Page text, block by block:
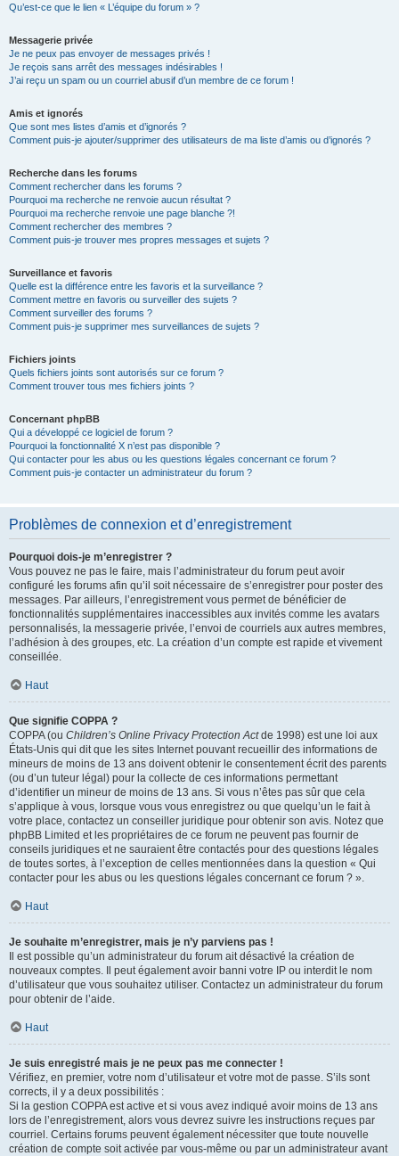
Qu’est-ce que le lien « L’équipe du forum » ?
Messagerie privée
Je ne peux pas envoyer de messages privés !
Je reçois sans arrêt des messages indésirables !
J’ai reçu un spam ou un courriel abusif d’un membre de ce forum !
Amis et ignorés
Que sont mes listes d’amis et d’ignorés ?
Comment puis-je ajouter/supprimer des utilisateurs de ma liste d’amis ou d’ignorés ?
Recherche dans les forums
Comment rechercher dans les forums ?
Pourquoi ma recherche ne renvoie aucun résultat ?
Pourquoi ma recherche renvoie une page blanche ?!
Comment rechercher des membres ?
Comment puis-je trouver mes propres messages et sujets ?
Surveillance et favoris
Quelle est la différence entre les favoris et la surveillance ?
Comment mettre en favoris ou surveiller des sujets ?
Comment surveiller des forums ?
Comment puis-je supprimer mes surveillances de sujets ?
Fichiers joints
Quels fichiers joints sont autorisés sur ce forum ?
Comment trouver tous mes fichiers joints ?
Concernant phpBB
Qui a développé ce logiciel de forum ?
Pourquoi la fonctionnalité X n’est pas disponible ?
Qui contacter pour les abus ou les questions légales concernant ce forum ?
Comment puis-je contacter un administrateur du forum ?
Problèmes de connexion et d’enregistrement
Pourquoi dois-je m’enregistrer ?
Vous pouvez ne pas le faire, mais l’administrateur du forum peut avoir
configuré les forums afin qu’il soit nécessaire de s’enregistrer pour poster des
messages. Par ailleurs, l’enregistrement vous permet de bénéficier de
fonctionnalités supplémentaires inaccessibles aux invités comme les avatars
personnalisés, la messagerie privée, l’envoi de courriels aux autres membres,
l’adhésion à des groupes, etc. La création d’un compte est rapide et vivement
conseillée.
Haut
Que signifie COPPA ?
COPPA (ou Children’s Online Privacy Protection Actde 1998) est une loi aux
États-Unis qui dit que les sites Internet pouvant recueillir des informations de
mineurs de moins de 13 ans doivent obtenir le consentement écrit des parents
(ou d’un tuteur légal) pour la collecte de ces informations permettant
d’identifier un mineur de moins de 13 ans. Si vous n’êtes pas sûr que cela
s’applique à vous, lorsque vous vous enregistrez ou que quelqu’un le fait à
votre place, contactez un conseiller juridique pour obtenir son avis. Notez que
phpBB Limited et les propriétaires de ce forum ne peuvent pas fournir de
conseils juridiques et ne sauraient être contactés pour des questions légales
de toutes sortes, à l’exception de celles mentionnées dans la question « Qui
contacter pour les abus ou les questions légales concernant ce forum ? ».
Haut
Je souhaite m’enregistrer, mais je n’y parviens pas !
Il est possible qu’un administrateur du forum ait désactivé la création de
nouveaux comptes. Il peut également avoir banni votre IP ou interdit le nom
d’utilisateur que vous souhaitez utiliser. Contactez un administrateur du forum
pour obtenir de l’aide.
Haut
Je suis enregistré mais je ne peux pas me connecter !
Vérifiez, en premier, votre nom d’utilisateur et votre mot de passe. S’ils sont
corrects, il y a deux possibilités :
Si la gestion COPPA est active et si vous avez indiqué avoir moins de 13 ans
lors de l’enregistrement, alors vous devrez suivre les instructions reçues par
courriel. Certains forums peuvent également nécessiter que toute nouvelle
création de compte soit activée par vous-même ou par un administrateur avant